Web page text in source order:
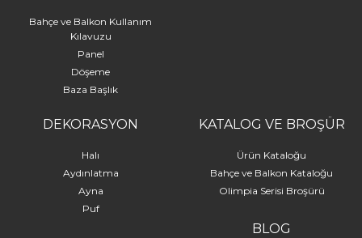
Bahçe ve Balkon Kullanım
Kılavuzu
Panel
Döşeme
Baza Başlık
DEKORASYON
Halı
Aydınlatma
Ayna
Puf
KATALOG VE BROŞÜR
Ürün Kataloğu
Bahçe ve Balkon Kataloğu
Olimpia Serisi Broşürü
BLOG